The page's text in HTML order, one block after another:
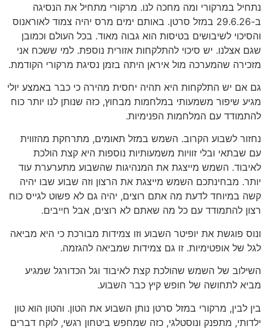
נתחיל במרקורי ומה מחכה לנו. מרקורי מתחיל את הנסיגה
ב-29.6.26 במזל סרטן. באותם ימים מרס יהיה צמוד לאוראנוס
והסיכוי לשיבושים בטיסות הוא גבוה מאוד. בכל העולם וכמובן
שגם אצלנו. יש סיכוי להתלקחות אזורית נוספת. למי ששכח אני
מזכירה שהמערכה מול איראן היתה בזמן נסיגת מרקורי הקודמת.
גם אם יש התלקחות היא תהיה יחסית מהירה כי כבר באמצע יולי
מגיע שיפור משמעותי במלחמות מבחוץ, כזה שנותן לנו יותר כוח
להתמודד עם המלחמות הפנימיות.
נחזור לשבוע הקרוב. השמש במזל תאומים, מתרחקת מהזווית
עם שבתאי ובלי זוויות משמעותיות נוספות היא קצת הולכת
לאיבוד. השמש מייצגת את המנהיגות שהשבוע מתערערת עוד
יותר. מבחינתכם השמש מייצגת את הרצון וזה שבוע שבו יהיה
קשה במיוחד לדעת מה אתם רוצים, יהיה גם לא פשוט לגייס כוח
רצון להתמודד עם כל מה שאתם לא רוצים, אבל חייבים.
ונוס פוגשת את יופיטר השבוע וזו צמידות מבורכת כי היא מביאה
לגל של אופטימיות. זו גם צמידות שמביאה להגזמה.
השילוב של השמש שהולכת קצת לאיבוד וגל הכדורגל שמגיע
מביא לתחושה של חופש קיץ כבר השבוע.
בין לבין, מרקורי במזל סרטן נותן השבוע את הטון. והטון הוא טון
ילדותי, מתפנק ונוסטלגי, כזה שמחפש ביטחון רגשי, לוקח דברים